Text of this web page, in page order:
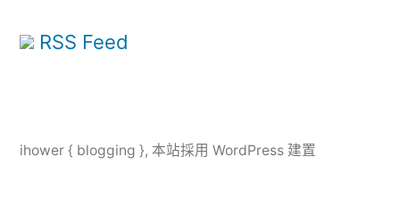
RSS Feed
ihower { blogging }, 本站採用 WordPress 建置